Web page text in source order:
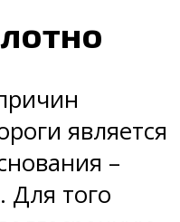
является
–
Для того